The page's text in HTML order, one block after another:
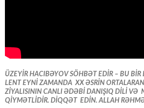
ÜZEYİR HACIBƏYOV SÖHBƏT EDİR – BU
LENT EYNİ ZAMANDA XX ƏSRİN
ZİYALISININ CANLI ƏDƏBİ DANIŞIQ DİLİ VƏ
QİYMƏTLİDİR. DİQQƏT EDİN. ALLAH